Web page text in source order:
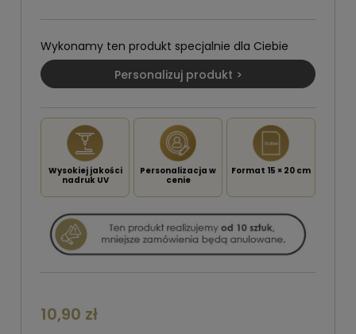
Wykonamy ten produkt specjalnie dla Ciebie
Personalizuj produkt >
Wysokiej jakości
nadruk UV
Personalizacja w
cenie
Format 15 × 20 cm
10,90 zł